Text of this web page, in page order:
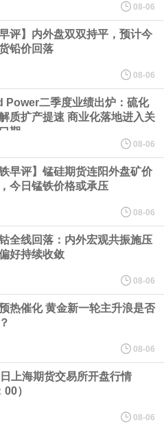
共同推动我国自动驾驶产业安全、有序、规
动驾驶解决方案商、芯片与传感器企业、
，共建协同机制，共享产业成果。
交易成交124万股，成交额6733.2万元，占
成交价54.3元，较市场收盘价54.3元持
在该行的隔夜存款规模达 2 万亿欧元。
，预期-0.3%，前值0.20%。
2026 年 7 月 31 日，公司注册股本总额为
08-06
早评】内外盘双双持平，预计今
铅价回落
08-06
Power二季度业绩出炉：硫化
质扩产提速 商业化落地进入关
期
08-06
铁早评】锰硅期货连阳外盘矿价
今日锰铁价格或承压
08-06
全线回落：内外宏观共振施压
好持续收敛
08-06
热催化 黄金新一轮主升浪是否
08-06
上海期货交易所开盘行情
00）
08-06